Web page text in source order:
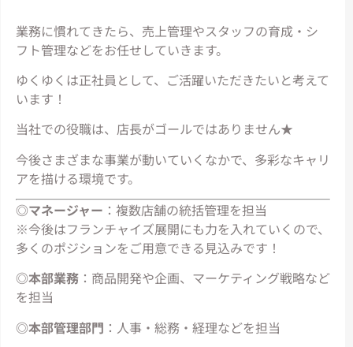
業務に慣れてきたら、売上管理やスタッフの育成・シ
フト管理などをお任せしていきます。
ゆくゆくは正社員として、ご活躍いただきたいと考えて
います！
当社での役職は、店長がゴールではありません★
今後さまざまな事業が動いていくなかで、多彩なキャリ
アを描ける環境です。
◎マネージャー ：複数店舗の統括管理を担当
※今後はフランチャイズ展開にも力を入れていくので、
多くのポジションをご用意できる見込みです！
◎本部業務：商品開発や企画、マーケティング戦略など
を担当
◎本部管理部門 ：人事・総務・経理などを担当